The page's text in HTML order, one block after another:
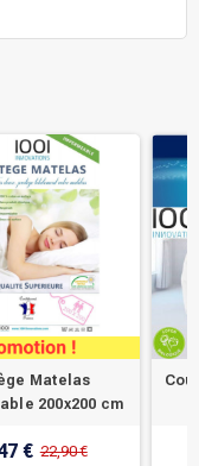
Matelas
200x200 cm
€ 22,90 €